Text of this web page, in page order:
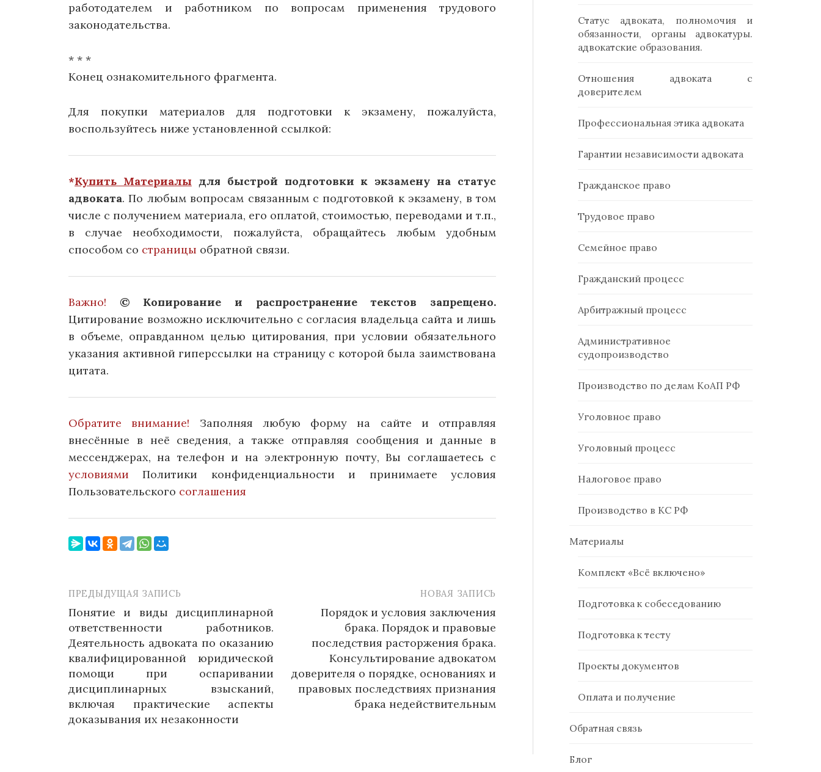
работодателем и работником по вопросам применения трудового
законодательства.
* * *
Конец ознакомительного фрагмента.
Для покупки материалов для подготовки к экзамену, пожалуйста,
воспользуйтесь ниже установленной ссылкой:
*Купить Материалы для быстрой подготовки к экзамену на статус
адвоката. По любым вопросам связанным с подготовкой к экзамену, в том
числе с получением материала, его оплатой, стоимостью, переводами и т.п.,
в случае необходимости, пожалуйста, обращайтесь любым удобным
способом со страницы обратной связи.
Важно!
© Копирование и распространение текстов запрещено.
Цитирование возможно исключительно с согласия владельца сайта и лишь
в объеме, оправданном целью цитирования, при условии обязательного
указания активной гиперссылки на страницу с которой была заимствована
цитата.
Обратите внимание! Заполняя любую форму на сайте и отправляя
внесённые в неё сведения, а также отправляя сообщения и данные в
мессенджерах, на телефон и на электронную почту, Вы соглашаетесь с
условиями Политики конфиденциальности и принимаете условия
Пользовательского соглашения
Навигация
по
записям
ПРЕДЫДУЩАЯ ЗАПИСЬ
Понятие и виды дисциплинарной
ответственности работников.
Деятельность адвоката по оказанию
квалифицированной юридической
помощи при оспаривании
дисциплинарных взысканий,
включая практические аспекты
доказывания их незаконности
НОВАЯ ЗАПИСЬ
Порядок и условия заключения
брака. Порядок и правовые
последствия расторжения брака.
Консультирование адвокатом
доверителя о порядке, основаниях и
правовых последствиях признания
брака недействительным
Статус адвоката, полномочия и
обязанности, органы адвокатуры.
адвокатские образования.
Отношения адвоката с
доверителем
Профессиональная этика адвоката
Гарантии независимости адвоката
Гражданское право
Трудовое право
Семейное право
Гражданский процесс
Арбитражный процесс
Административное
судопроизводство
Производство по делам КоАП РФ
Уголовное право
Уголовный процесс
Налоговое право
Производство в КС РФ
Материалы
Комплект «Всё включено»
Подготовка к собеседованию
Подготовка к тесту
Проекты документов
Оплата и получение
Обратная связь
Блог